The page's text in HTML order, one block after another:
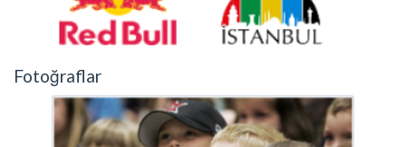
Fotoğraflar